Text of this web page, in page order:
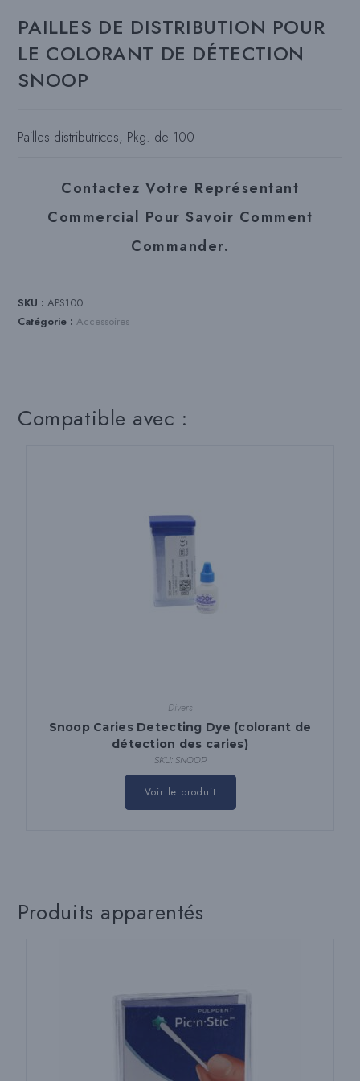
PAILLES DE DISTRIBUTION POUR
LE COLORANT DE DÉTECTION
SNOOP
Pailles distributrices, Pkg. de 100
Contactez Votre Représentant
Commercial Pour Savoir Comment
Commander.
SKU :APS100
Catégorie :Accessoires
Compatible avec :
Divers
Snoop Caries Detecting Dye (colorant de
détection des caries)
SKU: SNOOP
Voir le produit
Produits apparentés